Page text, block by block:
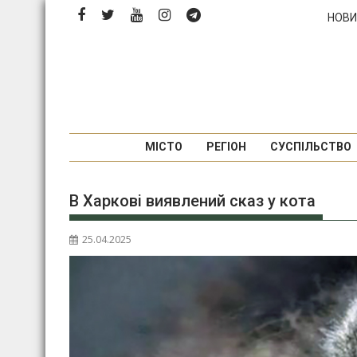
Перейти
МІСТО РЕГІОН СУСПІЛЬСТВО
В Харкові виявлений сказ у кота
25.04.2025